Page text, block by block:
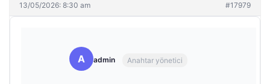
13/05/2026: 8:30 am #17979
A admin Anahtar yönetici